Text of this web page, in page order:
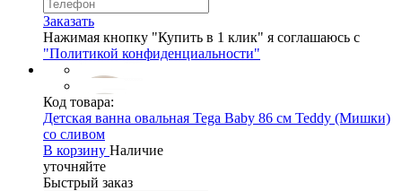
Заказать
Нажимая кнопку "Купить в 1 клик" я соглашаюсь с
"Политикой конфиденциальности"
Код товара:
Детская ванна овальная Tega Baby 86 см Teddy (Мишки)
со сливом
В корзину Наличие
уточняйте
Быстрый заказ